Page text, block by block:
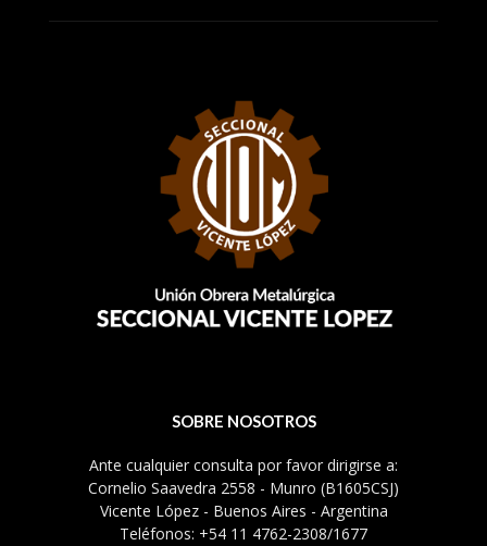
SOBRE NOSOTROS
Ante cualquier consulta por favor dirigirse a:
Cornelio Saavedra 2558 - Munro (B1605CSJ)
Vicente López - Buenos Aires - Argentina
Teléfonos: +54 11 4762-2308/1677